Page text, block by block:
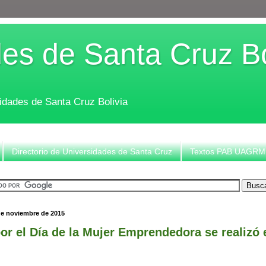
de Santa Cruz
de Santa Cruz Bolivia
Directorio de Universidades de Santa Cruz Textos PAB UAGRM
noviembre de 2015
el Día de la Mujer Emprendedora se realizó